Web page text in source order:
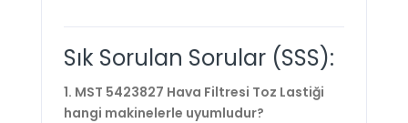
Sık Sorulan Sorular (SSS):
1. MST 5423827 Hava Filtresi Toz Lastiği
hangi makinelerle uyumludur?